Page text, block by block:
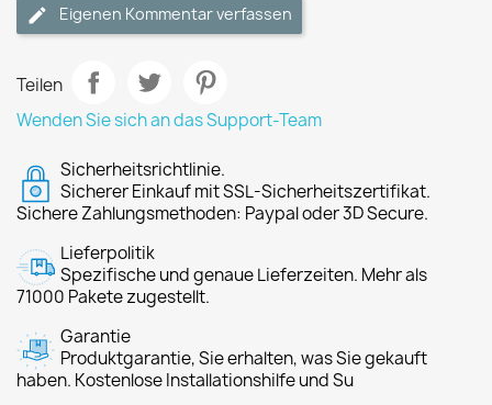
Eigenen Kommentar verfassen
Teilen
Wenden Sie sich an das Support-Team
Sicherheitsrichtlinie.
Sicherer Einkauf mit SSL-Sicherheitszertifikat.
Sichere Zahlungsmethoden: Paypal oder 3D Secure.
Lieferpolitik
Spezifische und genaue Lieferzeiten. Mehr als
71000 Pakete zugestellt.
Garantie
Produktgarantie, Sie erhalten, was Sie gekauft
haben. Kostenlose Installationshilfe und Su